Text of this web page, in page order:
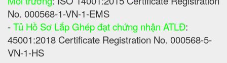
No. 000568-1-VN-1-EMS
-Tủ Hồ Sơ Lắp Ghép đạt chứng nhận ATLĐ:
45001:2018 Certificate Registration No. 000568-5-
VN-1-HS